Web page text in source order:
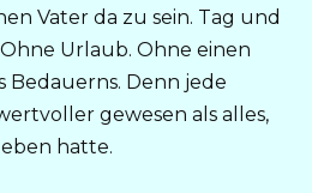
Vater da zu sein. Tag und
Urlaub. Ohne einen
Bedauerns. Denn jede
gewesen als alles,
hatte.